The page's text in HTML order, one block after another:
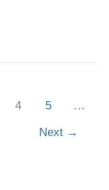
4 5 …
Next →